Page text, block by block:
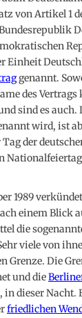
von Artikel 1
Einheit
genannt.
des
sind es auch.
wird, ist
Tag der
1989
einem Blick
die
viele von
Grenze. Die
und die
in dieser Nacht.
friedlichen